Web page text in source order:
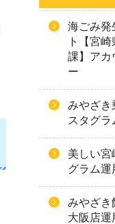
海ごみ発
ト【宮
課】アカ
ー
みやざき
スタグラ
美しい宮
グラム運
みやざき
大阪店運